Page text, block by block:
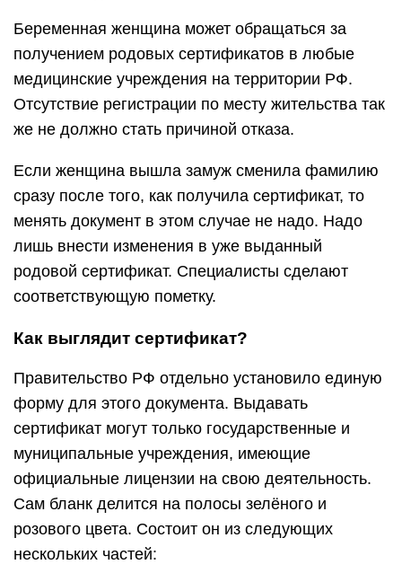
Беременная женщина может обращаться за
получением родовых сертификатов в любые
медицинские учреждения на территории РФ.
Отсутствие регистрации по месту жительства так
же не должно стать причиной отказа.
Если женщина вышла замуж сменила фамилию
сразу после того, как получила сертификат, то
менять документ в этом случае не надо. Надо
лишь внести изменения в уже выданный
родовой сертификат. Специалисты сделают
соответствующую пометку.
Как выглядит сертификат?
Правительство РФ отдельно установило единую
форму для этого документа. Выдавать
сертификат могут только государственные и
муниципальные учреждения, имеющие
официальные лицензии на свою деятельность.
Сам бланк делится на полосы зелёного и
розового цвета. Состоит он из следующих
нескольких частей: